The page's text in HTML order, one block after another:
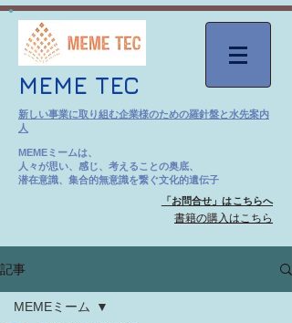
MEME TEC
新しい事業に取り組む企業様のための羅針盤と水先案内
人
MEMEミームは、
人々が思い、感じ、考えることの奥底、
潜在意識、集合的無意識を繋ぐ文化的遺伝子
「お問合せ」はこちらへ
​書籍の購入はこちら
記事
MEMEミーム